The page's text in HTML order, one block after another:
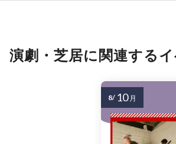
演劇・芝居に関連する
8/ 10 月